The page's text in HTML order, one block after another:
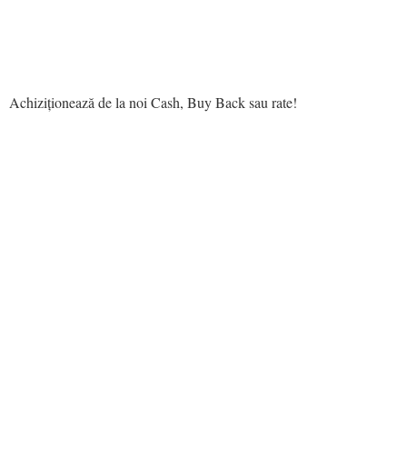
Achiziționează de la noi Cash, Buy Back sau rate!